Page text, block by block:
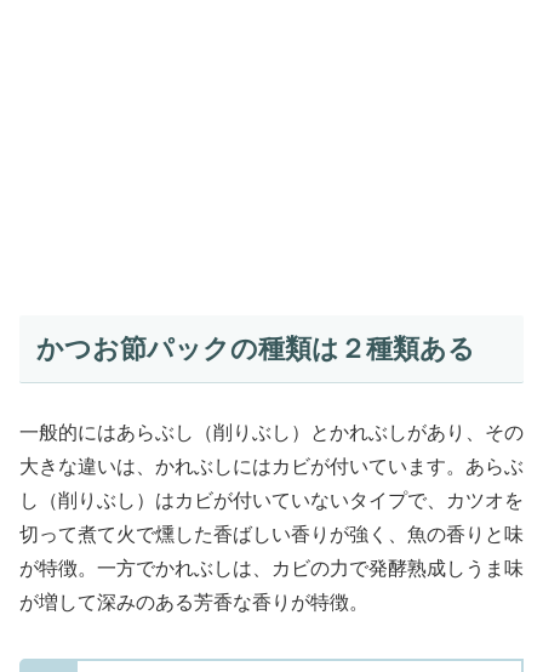
かつお節パックの種類は２種類ある
一般的にはあらぶし（削りぶし）とかれぶしがあり、その
大きな違いは、かれぶしにはカビが付いています。あらぶ
し（削りぶし）はカビが付いていないタイプで、カツオを
切って煮て火で燻した香ばしい香りが強く、魚の香りと味
が特徴。一方でかれぶしは、カビの力で発酵熟成しうま味
が増して深みのある芳香な香りが特徴。